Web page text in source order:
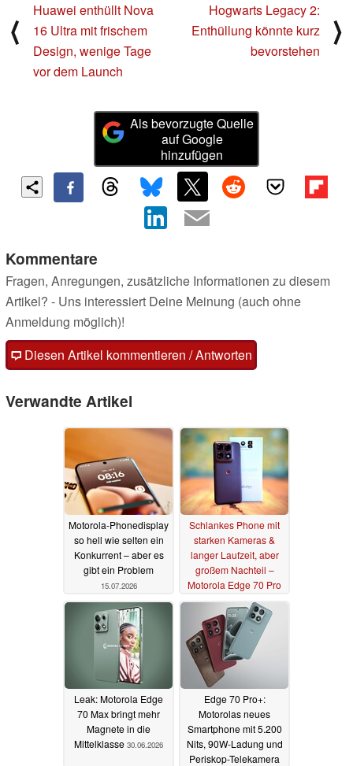
⟨
Huawei enthüllt Nova
16 Ultra mit frischem
Design, wenige Tage
vor dem Launch
Hogwarts Legacy 2:
Enthüllung könnte kurz
bevorstehen
⟩
Als bevorzugte Quelle
auf Google
hinzufügen
Kommentare
Fragen, Anregungen, zusätzliche Informationen zu diesem
Artikel? - Uns interessiert Deine Meinung (auch ohne
Anmeldung möglich)!
Diesen Artikel kommentieren / Antworten
Verwandte Artikel
Motorola-Phonedisplay
so hell wie selten ein
Konkurrent – aber es
gibt ein Problem
15.07.2026
Schlankes Phone mit
starken Kameras &
langer Laufzeit, aber
großem Nachteil –
Motorola Edge 70 Pro
Smartphone Test
14.07.2026
Leak: Motorola Edge
70 Max bringt mehr
Magnete in die
Mittelklasse 30.06.2026
Edge 70 Pro+:
Motorolas neues
Smartphone mit 5.200
Nits, 90W-Ladung und
Periskop-Telekamera